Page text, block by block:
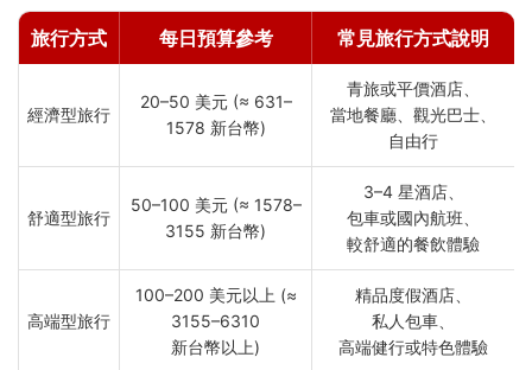
旅行方式 每日預算參考 常見旅行方式說明
經濟型旅行
20–50 美元 (≈ 631–
1578 新台幣)
青旅或平價酒店、
當地餐廳、觀光巴士、
自由行
舒適型旅行
50–100 美元 (≈ 1578–
3155 新台幣)
3–4 星酒店、
包車或國內航班、
較舒適的餐飲體驗
高端型旅行
100–200 美元以上 (≈
3155–6310
新台幣以上)
精品度假酒店、
私人包車、
高端健行或特色體驗